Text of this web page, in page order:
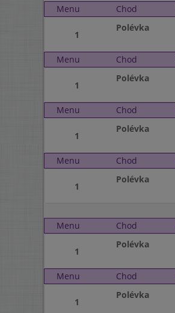
Menu Chod
1
Polévka
Menu Chod
1
Polévka
Menu Chod
1
Polévka
Menu Chod
1
Polévka
Menu
Chod
1
Polévka
Menu Chod
1
Polévka